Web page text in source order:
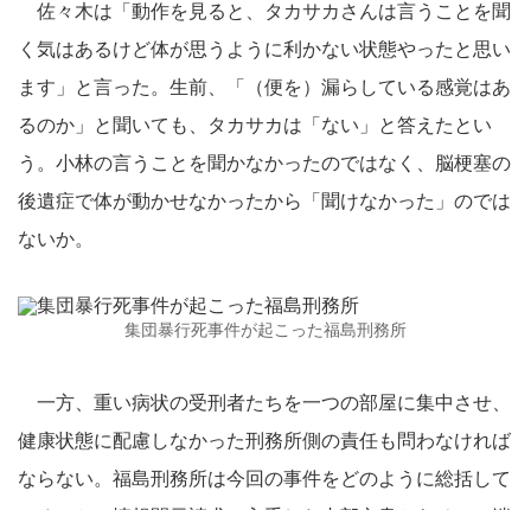
佐々木は「動作を見ると、タカサカさんは言うことを聞
く気はあるけど体が思うように利かない状態やったと思い
ます」と言った。生前、「（便を）漏らしている感覚はあ
るのか」と聞いても、タカサカは「ない」と答えたとい
う。小林の言うことを聞かなかったのではなく、脳梗塞の
後遺症で体が動かせなかったから「聞けなかった」のでは
ないか。
集団暴行死事件が起こった福島刑務所
一方、重い病状の受刑者たちを一つの部屋に集中させ、
健康状態に配慮しなかった刑務所側の責任も問わなければ
ならない。福島刑務所は今回の事件をどのように総括して